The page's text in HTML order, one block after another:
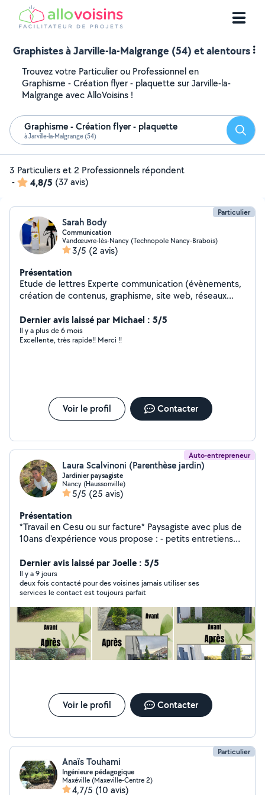
Graphistes à Jarville-la-Malgrange (54) et alentours
Trouvez votre Particulier ou Professionnel en
Graphisme - Création flyer - plaquette sur Jarville-la-
Malgrange avec AlloVoisins !
Graphisme - Création flyer - plaquette
à Jarville-la-Malgrange (54)
3 Particuliers et 2 Professionnels répondent
-
4,8/5 (37 avis)
Particulier
Sarah Body
Communication
Vandœuvre-lès-Nancy (Technopole Nancy-Brabois)
3/5 (2 avis)
Présentation
Etude de lettres Experte communication (évènements,
création de contenus, graphisme, site web, réseaux
retouche photos)
Dernier avis laissé par Michael : 5/5
Il y a plus de 6 mois
Excellente, très rapide!! Merci !!
Voir le profil Contacter
Auto-entrepreneur
Laura Scalvinoni (Parenthèse jardin)
Jardinier paysagiste
Nancy (Haussonville)
5/5 (25 avis)
Présentation
*Travail en Cesu ou sur facture* Paysagiste avec plus de
10ans d'expérience vous propose : - petits entretiens
scarification, taille arbuste, taille topiaire, binage de
massifs, entretien de potager, entretien de vivaces,...) -
aménagements type massifs, paillage, plantation
d'arbres, haies.. - conseils en aménagement et
accompagnement à la plantation - conception
d'espaces paysagers (massifs ou jardin entier) Très
bonne connaissance des végétaux. À votre service,
avec plaisir!!
Dernier avis laissé par Joelle : 5/5
Il y a 9 jours
deux fois contacté pour des voisines jamais utiliser ses
services le contact est toujours parfait
Voir le profil Contacter
Particulier
Anaïs Touhami
Ingénieure pédagogique
Maxéville (Maxeville-Centre 2)
4,7/5 (10 avis)